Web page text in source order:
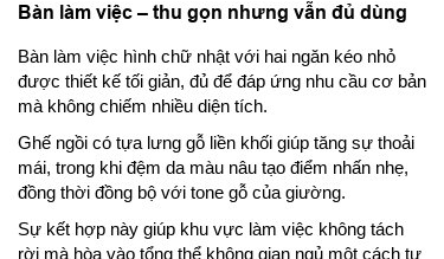
Bàn làm việc – thu gọn nhưng vẫn đủ dùng
Bàn làm việc hình chữ nhật với hai ngăn kéo nhỏ
được thiết kế tối giản, đủ để đáp ứng nhu cầu cơ bản
mà không chiếm nhiều diện tích.
Ghế ngồi có tựa lưng gỗ liền khối giúp tăng sự thoải
mái, trong khi đệm da màu nâu tạo điểm nhấn nhẹ,
đồng thời đồng bộ với tone gỗ của giường.
Sự kết hợp này giúp khu vực làm việc không tách
rời mà hòa vào tổng thể không gian ngủ một cách tự